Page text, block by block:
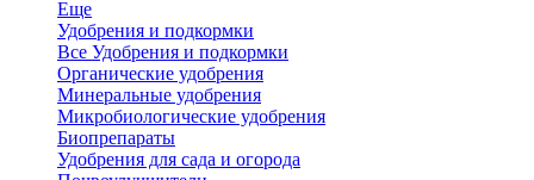
Еще
Удобрения и подкормки
Все Удобрения и подкормки
Органические удобрения
Минеральные удобрения
Микробиологические удобрения
Биопрепараты
Удобрения для сада и огорода